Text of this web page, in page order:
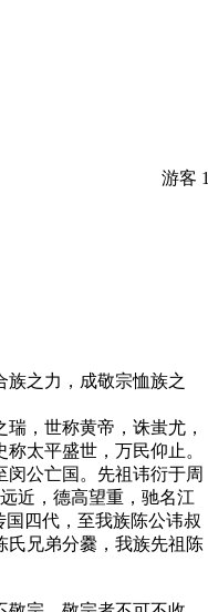
游客 1
之力，成敬宗恤族之
，世称黄帝，诛蚩尤，
太平盛世，万民仰止。
公亡国。先祖讳衍于周
近，德高望重，驰名江
四代，至我族陈公讳叔
氏兄弟分爨，我族先祖陈